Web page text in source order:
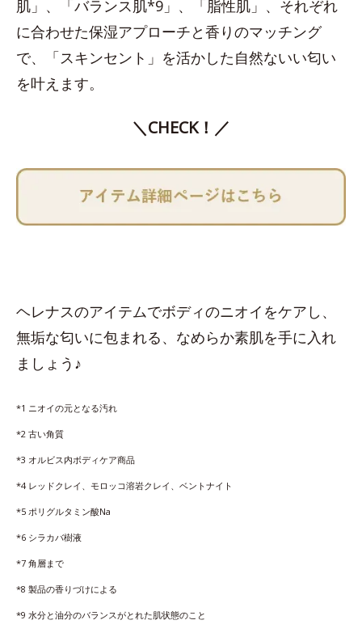
肌」、「バランス肌*9」、「脂性肌」、それぞれ
に合わせた保湿アプローチと香りのマッチング
で、「スキンセント」を活かした自然ないい匂い
を叶えます。
＼CHECK！／
ヘレナスのアイテムでボディのニオイをケアし、
無垢な匂いに包まれる、なめらか素肌を手に入れ
ましょう♪
*1 ニオイの元となる汚れ
*2 古い角質
*3 オルビス内ボディケア商品
*4 レッドクレイ、モロッコ溶岩クレイ、ベントナイト
*5 ポリグルタミン酸Na
*6 シラカバ樹液
*7 角層まで
*8 製品の香りづけによる
*9 水分と油分のバランスがとれた肌状態のこと